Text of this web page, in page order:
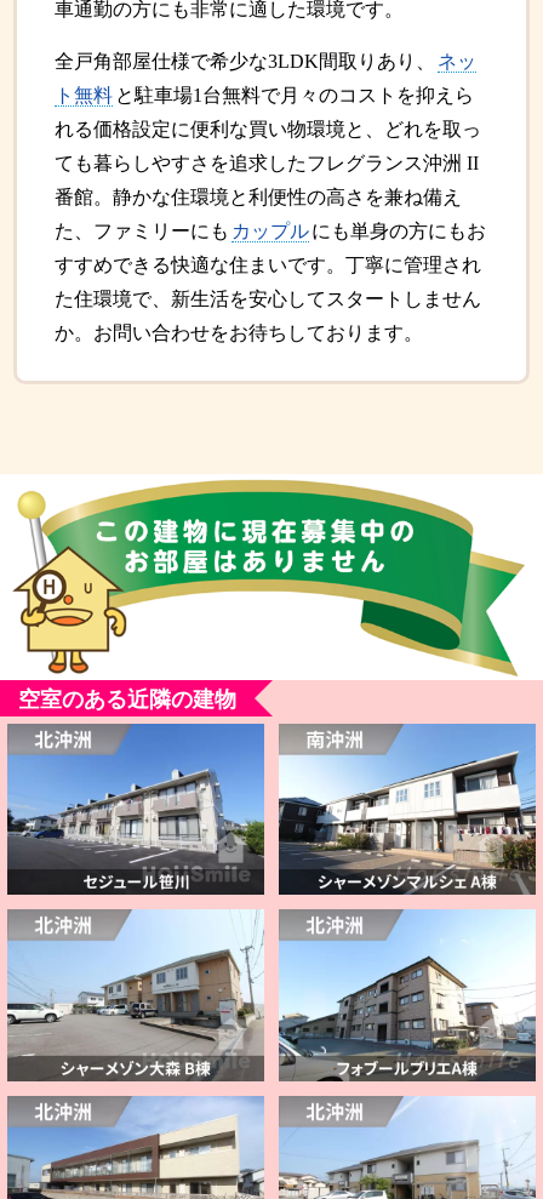
車通勤の方にも非常に適した環境です。
全戸角部屋仕様で希少な3LDK間取りあり、
ネッ
ト無料 と駐車場1台無料で月々のコストを抑えら
れる価格設定に便利な買い物環境と、どれを取っ
ても暮らしやすさを追求したフレグランス沖洲 II
番館。静かな住環境と利便性の高さを兼ね備え
た、ファミリーにも カップルにも単身の方にもお
すすめできる快適な住まいです。丁寧に管理され
た住環境で、新生活を安心してスタートしません
か。お問い合わせをお待ちしております。
空室のある近隣の建物